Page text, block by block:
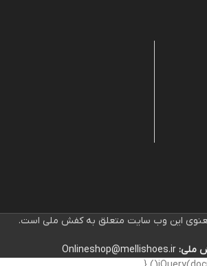
این وب سایت متعلق به کفش ملی است.
ملی:Onlineshop@mellishoes.ir